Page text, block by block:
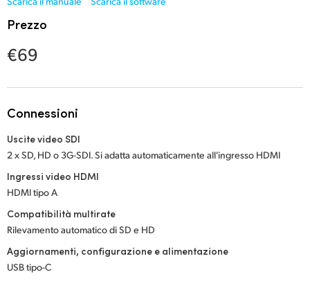
Malaysia
Netherlands
New Zealand
Norway
Portugal
Prezzo
€69
Connessioni
Uscite video SDI
2 x SD, HD o 3G-SDI. Si adatta automaticamente all'ingresso HDMI
Ingressi video HDMI
HDMI tipo A
Compatibilità multirate
Rilevamento automatico di SD e HD
Aggiornamenti, configurazione e alimentazione
USB tipo-C